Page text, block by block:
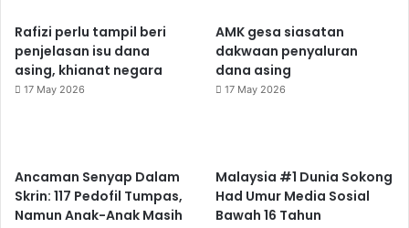
Rafizi perlu tampil beri
penjelasan isu dana
asing, khianat negara
17 May 2026
AMK gesa siasatan
dakwaan penyaluran
dana asing
17 May 2026
Ancaman Senyap Dalam
Skrin: 117 Pedofil Tumpas,
Namun Anak-Anak Masih
Malaysia #1 Dunia Sokong
Had Umur Media Sosial
Bawah 16 Tahun